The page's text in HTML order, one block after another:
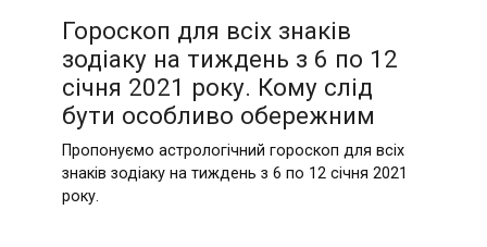
Гороскоп для всіх знаків
зодіаку на тиждень з 6 по 12
січня 2021 року. Кому слід
бути особливо обережним
Пропонуємо астрологічний гороскоп для всіх
знаків зодіаку на тиждень з 6 по 12 січня 2021
року.